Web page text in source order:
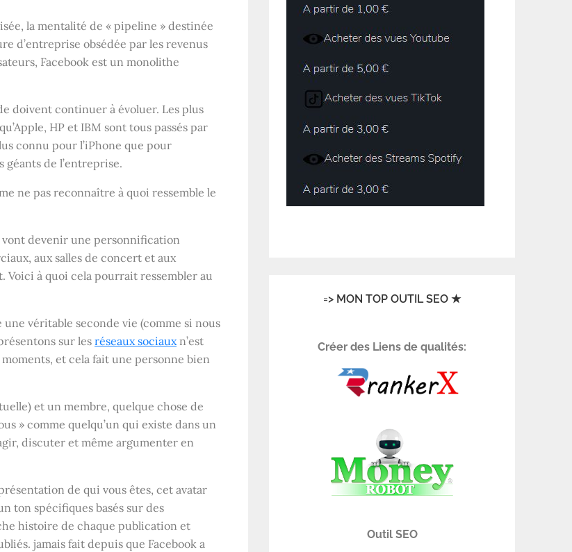
la mentalité de « pipeline » destinée
d’entreprise obsédée par les revenus
Facebook est un monolithe
doivent continuer à évoluer. Les plus
HP et IBM sont tous passés par
connu pour l’iPhone que pour
de l’entreprise.
ne pas reconnaître à quoi ressemble le
vont devenir une personnification
aux salles de concert et aux
Voici à quoi cela pourrait ressembler au
véritable seconde vie (comme si nous
sur les réseaux sociauxn’est
et cela fait une personne bien
et un membre, quelque chose de
» comme quelqu’un qui existe dans un
discuter et même argumenter en
de qui vous êtes, cet avatar
ton spécifiques basés sur des
histoire de chaque publication et
jamais fait depuis que Facebook a
=> MON TOP OUTIL SEO ★
Créer des Liens de qualités:
Outil SEO